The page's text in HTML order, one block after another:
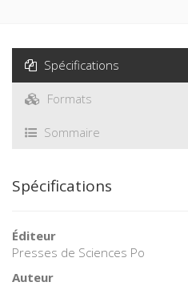
Spécifications
Formats
Sommaire
Spécifications
Éditeur
Presses de Sciences Po
Auteur